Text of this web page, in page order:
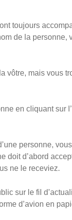
toujours
de la personne,
vôtre, mais vous
en cliquant sur
personne,
doit d’abord
ne le receviez.
sur le fil
d’avion en